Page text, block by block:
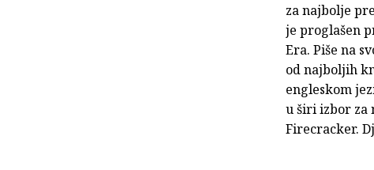
za najbolje
je proglašen
Era. Piše na
od najboljih
engleskom
u širi izbor za
Firecracker.